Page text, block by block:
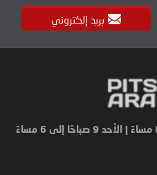
بريد إلكتروني